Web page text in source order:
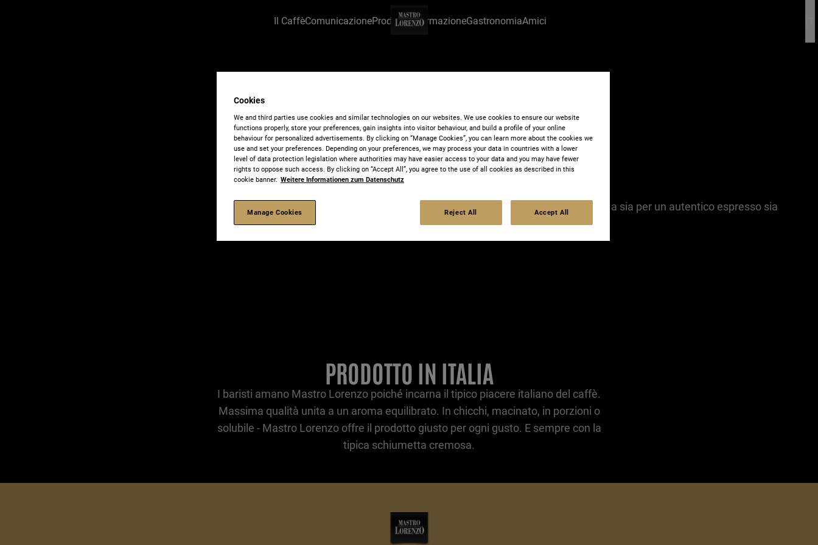
Il CaffèComunicazioneProdottoInformazioneGastronomiaAmici
Riserva
Forte e aromatico
Questa miscela offre un gusto corposo e fruttato. Adatta sia per un autentico espresso sia
per un cappuccino o un latte macchiato.
PRODOTTO IN ITALIA
I baristi amano Mastro Lorenzo poiché incarna il tipico piacere italiano del caffè.
Massima qualità unita a un aroma equilibrato. In chicchi, macinato, in porzioni o
solubile - Mastro Lorenzo offre il prodotto giusto per ogni gusto. E sempre con la
tipica schiumetta cremosa.
Cookies
We and third parties use cookies and similar technologies on our websites. We use cookies to ensure our website
functions properly, store your preferences, gain insights into visitor behaviour, and build a profile of your online
behaviour for personalized advertisements. By clicking on “Manage Cookies”, you can learn more about the cookies we
use and set your preferences. Depending on your preferences, we may process your data in countries with a lower
level of data protection legislation where authorities may have easier access to your data and you may have fewer
rights to oppose such access. By clicking on “Accept All”, you agree to the use of all cookies as described in this
cookie banner. Weitere Informationen zum Datenschutz
Manage Cookies Reject All Accept All